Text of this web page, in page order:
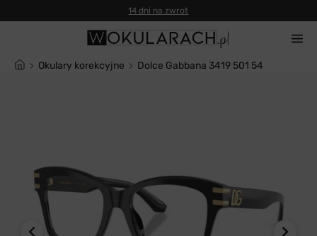
14 dni na zwrot
Okulary korekcyjne Dolce Gabbana 3419 501 54